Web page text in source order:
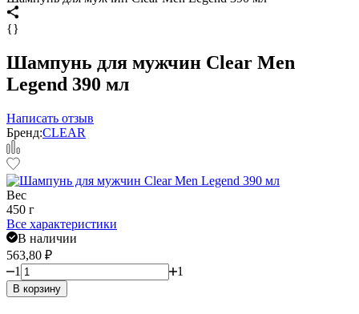
{}
Шампунь для мужчин Clear Men
Legend 390 мл
Написать отзыв
Бренд:CLEAR
Вес
450 г
Все характеристики
В наличии
563,80 ₽
1
1
В корзину